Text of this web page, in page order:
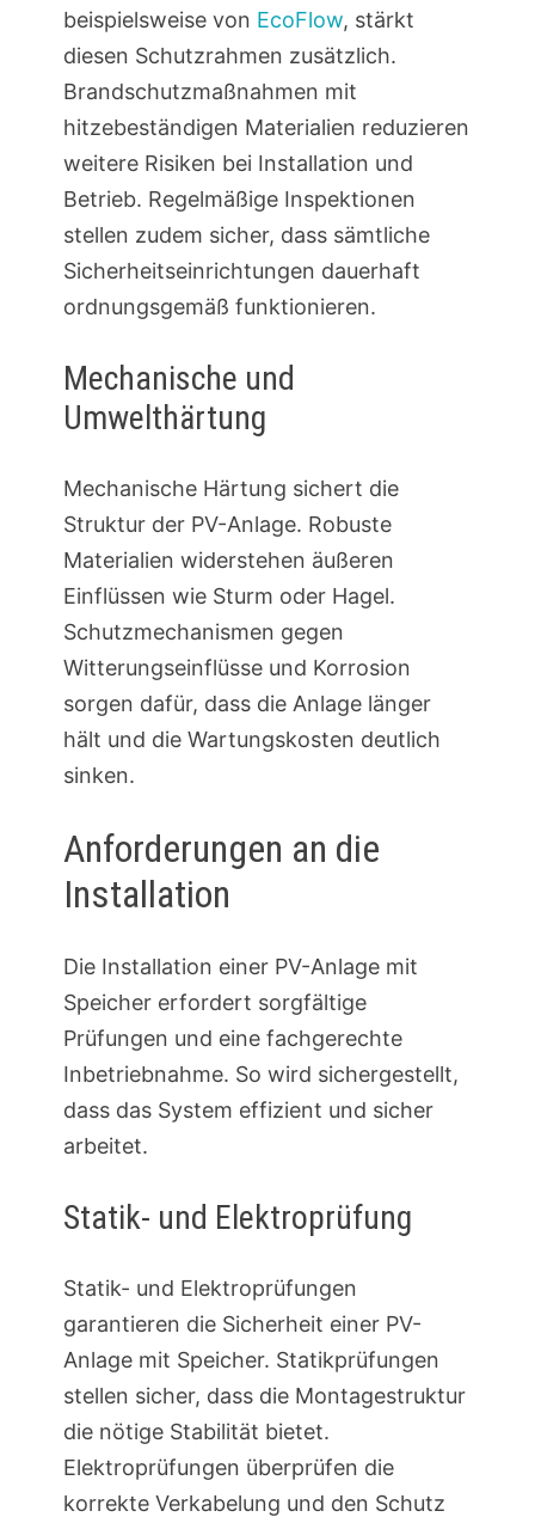
beispielsweise von EcoFlow, stärkt
diesen Schutzrahmen zusätzlich.
Brandschutzmaßnahmen mit
hitzebeständigen Materialien reduzieren
weitere Risiken bei Installation und
Betrieb. Regelmäßige Inspektionen
stellen zudem sicher, dass sämtliche
Sicherheitseinrichtungen dauerhaft
ordnungsgemäß funktionieren.
Mechanische und
Umwelthärtung
Mechanische Härtung sichert die
Struktur der PV-Anlage. Robuste
Materialien widerstehen äußeren
Einflüssen wie Sturm oder Hagel.
Schutzmechanismen gegen
Witterungseinflüsse und Korrosion
sorgen dafür, dass die Anlage länger
hält und die Wartungskosten deutlich
sinken.
Anforderungen an die
Installation
Die Installation einer PV-Anlage mit
Speicher erfordert sorgfältige
Prüfungen und eine fachgerechte
Inbetriebnahme. So wird sichergestellt,
dass das System effizient und sicher
arbeitet.
Statik- und Elektroprüfung
Statik- und Elektroprüfungen
garantieren die Sicherheit einer PV-
Anlage mit Speicher. Statikprüfungen
stellen sicher, dass die Montagestruktur
die nötige Stabilität bietet.
Elektroprüfungen überprüfen die
korrekte Verkabelung und den Schutz